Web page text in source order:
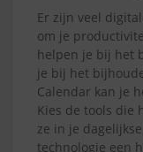
Er zijn veel
om je
helpen je bij het
je bij het
Calendar kan je
Kies de tools die
ze in je
technologie een